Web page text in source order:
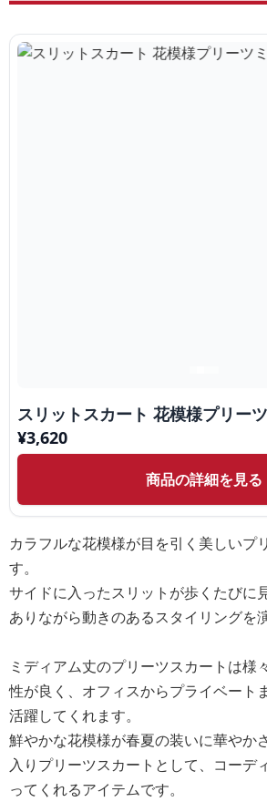
スリットスカート 花模様プリー
¥3,620
商品の詳細を見る
カラフルな花模様が目を引く美しいプ
す。
サイドに入ったスリットが歩くたびに
ありながら動きのあるスタイリングを
ミディアム丈のプリーツスカートは様
性が良く、オフィスからプライベート
活躍してくれます。
鮮やかな花模様が春夏の装いに華やか
入りプリーツスカートとして、コーデ
ってくれるアイテムです。